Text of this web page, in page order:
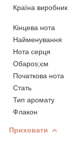
Країна виробник
Кінцева нота
Найменування
Нота серця
Обapos;єм
Початкова нота
Стать
Тип аромату
Флакон
Приховати